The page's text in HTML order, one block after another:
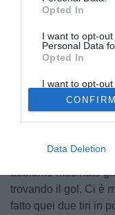
Opted In
I want to opt-
Personal Data
Opted In
I want to opt-out
Retention,
Personal Data
Purposes for
Opted Out
CONFIRM
Data Deletion
Il tecnico del Napoli,
dichiarazioni nel
Psicologicamente
cinque minuti iniziali
abbiamo macinato
trovando il gol. Ci è
fatto quei due tiri in